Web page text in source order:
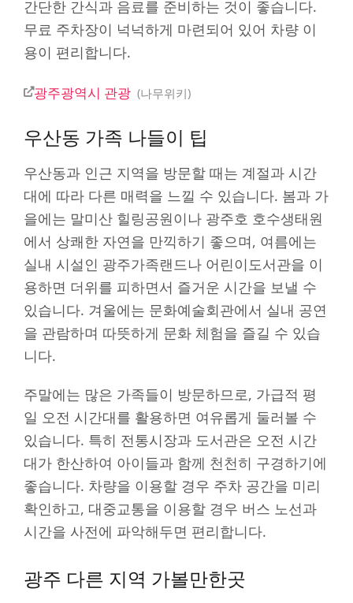
간단한 간식과 음료를 준비하는 것이 좋습니다.
무료 주차장이 넉넉하게 마련되어 있어 차량 이
용이 편리합니다.
광주광역시 관광 나무위키
우산동 가족 나들이 팁
우산동과 인근 지역을 방문할 때는 계절과 시간
대에 따라 다른 매력을 느낄 수 있습니다. 봄과 가
을에는 말미산 힐링공원이나 광주호 호수생태원
에서 상쾌한 자연을 만끽하기 좋으며, 여름에는
실내 시설인 광주가족랜드나 어린이도서관을 이
용하면 더위를 피하면서 즐거운 시간을 보낼 수
있습니다. 겨울에는 문화예술회관에서 실내 공연
을 관람하며 따뜻하게 문화 체험을 즐길 수 있습
니다.
주말에는 많은 가족들이 방문하므로, 가급적 평
일 오전 시간대를 활용하면 여유롭게 둘러볼 수
있습니다. 특히 전통시장과 도서관은 오전 시간
대가 한산하여 아이들과 함께 천천히 구경하기에
좋습니다. 차량을 이용할 경우 주차 공간을 미리
확인하고, 대중교통을 이용할 경우 버스 노선과
시간을 사전에 파악해두면 편리합니다.
광주 다른 지역 가볼만한곳